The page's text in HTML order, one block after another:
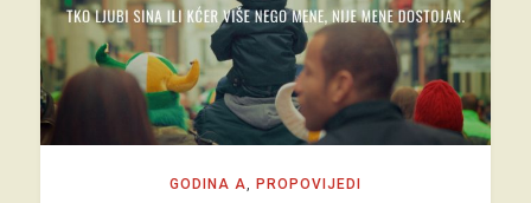
GODINA A PROPOVIJEDI